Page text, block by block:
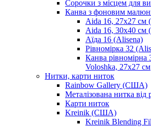
Сорочки з місцем для
Канва з фоновим
Aida 16, 27х27 см
Aida 16, 30х40 см
Аїда 16 (Alisena)
Рівномірка 32
Канва рівномірна
Voloshka, 27х27 см
Нитки, карти ниток
Rainbow Gallery (США)
Металізована нитка від
Карти ниток
Kreinik (США)
Kreinik Blending